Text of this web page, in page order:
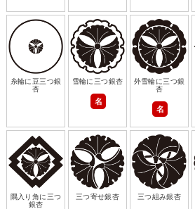
糸輪に豆三つ銀
杏
雪輪に三つ銀杏
名
外雪輪に三つ銀
杏
名
隅入り角に三つ
銀杏
三つ寄せ銀杏 三つ組み銀杏